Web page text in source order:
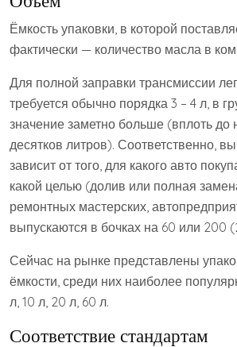
Ёмкость упаковки, в которой
фактически — количество масла в
Для полной заправки трансмиссии
требуется обычно порядка 3 – 4 л, в
значение заметно больше (вплоть до
десятков литров). Соответственно,
зависит от того, для какого авто
какой целью (долив или полная
ремонтных мастерских,
выпускаются в бочках на 60 или 200
Сейчас на рынке представлены
ёмкости, среди них наиболее
л, 10 л, 20 л, 60 л.
Соответствие стандартам